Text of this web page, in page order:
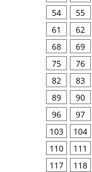
54
55
61
62
68
69
75
76
82
83
89
90
96
97
103
104
110
111
117
118